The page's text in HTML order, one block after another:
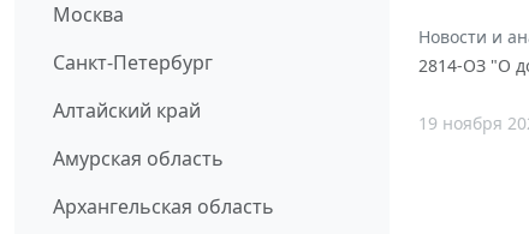
Москва
Санкт-Петербург
Алтайский край
Амурская область
Архангельская область
Новости и
2814-ОЗ "О
19 ноября